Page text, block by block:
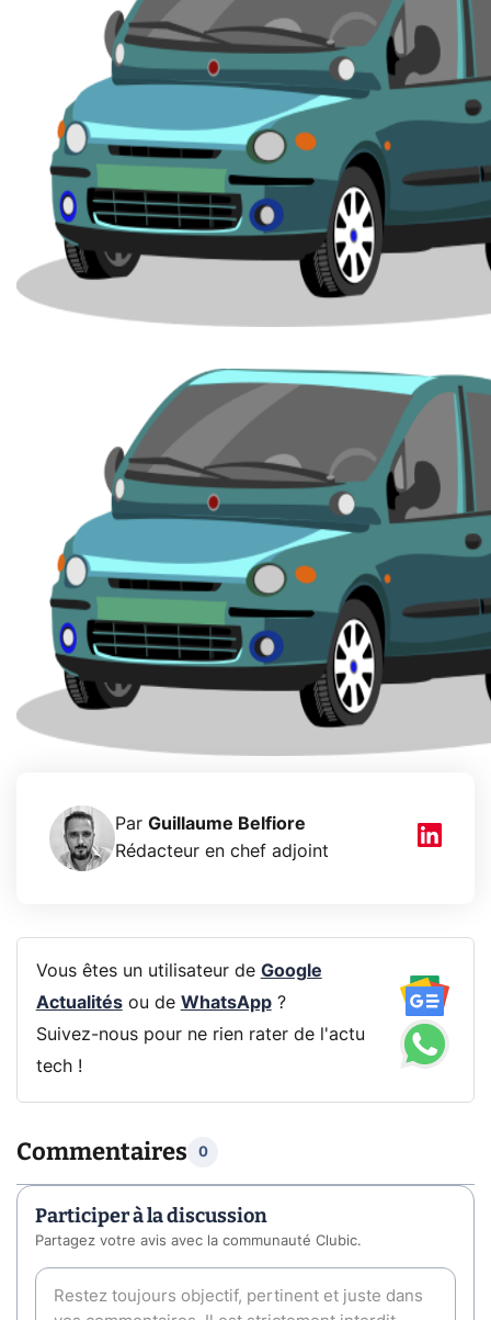
Par Guillaume Belfiore
Rédacteur en chef adjoint
Vous êtes un utilisateur de Google
Actualitésou de WhatsApp?
Suivez-nous pour ne rien rater de l'actu
tech !
Commentaires 0
Participer à la discussion
Partagez votre avis avec la communauté Clubic.